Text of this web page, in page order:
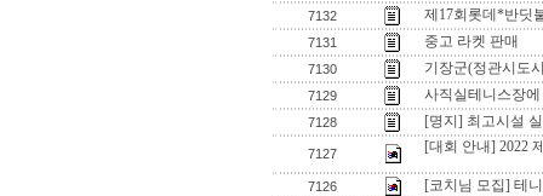
7132 제17회롯데*반딧
7131 중고 라켓 판매
7130 기장군(정관시도
7129 사직실테니스장
7128 [명지] 최고시설
7127 [대회 안내] 2022
7126 [코치님 모집] 테